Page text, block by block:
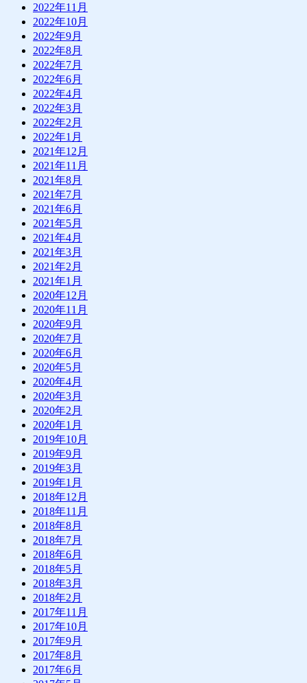
2022年11月
2022年10月
2022年9月
2022年8月
2022年7月
2022年6月
2022年4月
2022年3月
2022年2月
2022年1月
2021年12月
2021年11月
2021年8月
2021年7月
2021年6月
2021年5月
2021年4月
2021年3月
2021年2月
2021年1月
2020年12月
2020年11月
2020年9月
2020年7月
2020年6月
2020年5月
2020年4月
2020年3月
2020年2月
2020年1月
2019年10月
2019年9月
2019年3月
2019年1月
2018年12月
2018年11月
2018年8月
2018年7月
2018年6月
2018年5月
2018年3月
2018年2月
2017年11月
2017年10月
2017年9月
2017年8月
2017年6月